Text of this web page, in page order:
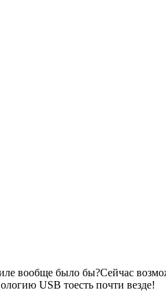
вообще было бы?Сейчас
USB тоесть почти везде!